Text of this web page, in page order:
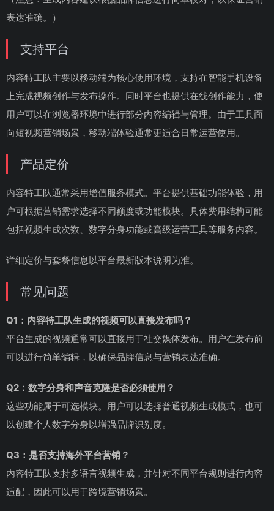
表达准确。）
支持平台
内容特工队主要以移动端为核心使用环境，支持在智能手机设备
上完成视频创作与发布操作。同时平台也提供在线创作能力，使
用户可以在浏览器环境中进行部分内容编辑与管理。由于工具面
向短视频营销场景，移动端体验通常更适合日常运营使用。
产品定价
内容特工队通常采用增值服务模式。平台提供基础功能体验，用
户可根据营销需求选择不同额度或功能模块。具体费用结构可能
包括视频生成次数、数字分身功能或高级运营工具等服务内容。
详细定价与套餐信息以平台最新版本说明为准。
常见问题
Q1：内容特工队生成的视频可以直接发布吗？
平台生成的视频通常可以直接用于社交媒体发布。用户在发布前
可以进行简单编辑，以确保品牌信息与营销表达准确。
Q2：数字分身和声音克隆是否必须使用？
这些功能属于可选模块。用户可以选择普通视频生成模式，也可
以创建个人数字分身以增强品牌识别度。
Q3：是否支持海外平台营销？
内容特工队支持多语言视频生成，并针对不同平台规则进行内容
适配，因此可以用于跨境营销场景。